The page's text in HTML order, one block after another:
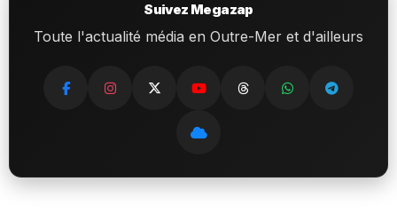
Suivez Megazap
Toute l'actualité média en Outre-Mer et d'ailleurs